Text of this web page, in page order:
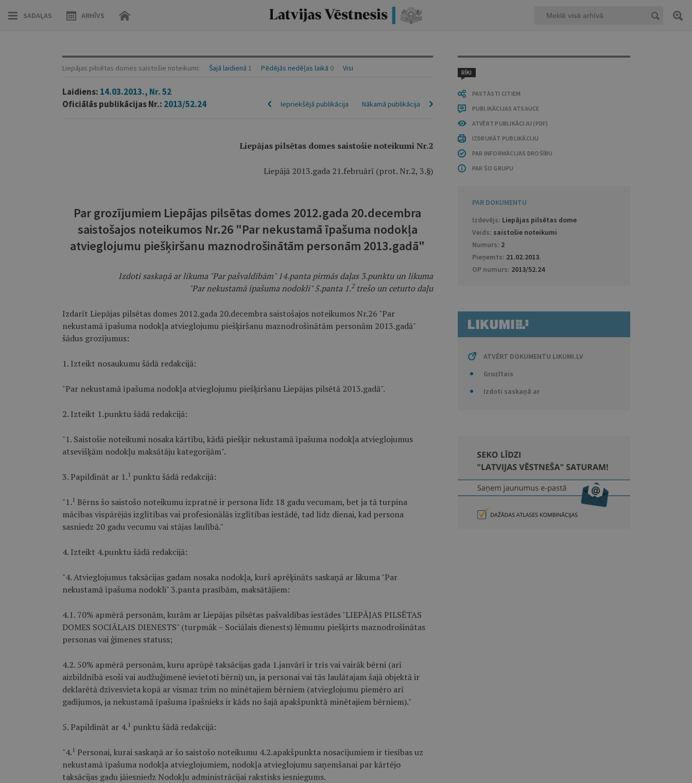
SADAĻAS ARHĪVS
RĪKI
PASTĀSTI CITIEM
PUBLIKĀCIJAS ATSAUCE
ATVĒRT PUBLIKĀCIJU (PDF)
IZDRUKĀT PUBLIKĀCIJU
PAR INFORMĀCIJAS DROŠĪBU
PAR ŠO GRUPU
PAR DOKUMENTU
Izdevējs: Liepājas pilsētas dome
Veids: saistošie noteikumi
Numurs: 2
Pieņemts: 21.02.2013.
OP numurs: 2013/52.24
ATVĒRT DOKUMENTU LIKUMI.LV
Grozītais
Izdoti saskaņā ar
Liepājas pilsētas domes saistošie noteikumi: Šajā laidienā 1 Pēdējās nedēļas laikā 0 Visi
Laidiens: 14.03.2013., Nr. 52
Oficiālās publikācijas Nr.: 2013/52.24 Nākamā publikācija
Iepriekšējā publikācija
Liepājas pilsētas domes saistošie noteikumi Nr.2
Liepājā 2013.gada 21.februārī (prot. Nr.2, 3.§)
Par grozījumiem Liepājas pilsētas domes 2012.gada 20.decembra
saistošajos noteikumos Nr.26 "Par nekustamā īpašuma nodokļa
atvieglojumu piešķiršanu maznodrošinātām personām 2013.gadā"
Izdoti saskaņā ar likuma "Par pašvaldībām" 14.panta pirmās daļas 3.punktu un likuma
"Par nekustamā īpašuma nodokli" 5.panta 1.2trešo un ceturto daļu
Izdarīt Liepājas pilsētas domes 2012.gada 20.decembra saistošajos noteikumos Nr.26 "Par
nekustamā īpašuma nodokļa atvieglojumu piešķiršanu maznodrošinātām personām 2013.gadā"
šādus grozījumus:
1. Izteikt nosaukumu šādā redakcijā:
"Par nekustamā īpašuma nodokļa atvieglojumu piešķiršanu Liepājas pilsētā 2013.gadā".
2. Izteikt 1.punktu šādā redakcijā:
"1. Saistošie noteikumi nosaka kārtību, kādā piešķir nekustamā īpašuma nodokļa atvieglojumus
atsevišķām nodokļu maksātāju kategorijām".
3. Papildināt ar 1. 1 punktu šādā redakcijā:
"1. 1 Bērns šo saistošo noteikumu izpratnē ir persona līdz 18 gadu vecumam, bet ja tā turpina
mācības vispārējās izglītības vai profesionālās izglītības iestādē, tad līdz dienai, kad persona
sasniedz 20 gadu vecumu vai stājas laulībā."
4. Izteikt 4.punktu šādā redakcijā:
"4. Atvieglojumus taksācijas gadam nosaka nodokļa, kurš aprēķināts saskaņā ar likuma "Par
nekustamā īpašuma nodokli" 3.panta prasībām, maksātājiem:
4.1. 70% apmērā personām, kurām ar Liepājas pilsētas pašvaldības iestādes "LIEPĀJAS PILSĒTAS
DOMES SOCIĀLAIS DIENESTS" (turpmāk – Sociālais dienests) lēmumu piešķirts maznodrošinātas
personas vai ģimenes statuss;
4.2. 50% apmērā personām, kuru aprūpē taksācijas gada 1.janvārī ir trīs vai vairāk bērni (arī
aizbildnībā esoši vai audžuģimenē ievietoti bērni) un, ja personai vai tās laulātajam šajā objektā ir
deklarētā dzīvesvieta kopā ar vismaz trim no minētajiem bērniem (atvieglojumu piemēro arī
gadījumos, ja nekustamā īpašuma īpašnieks ir kāds no šajā apakšpunktā minētajiem bērniem)."
5. Papildināt ar 4. 1 punktu šādā redakcijā:
"4. 1 Personai, kurai saskaņā ar šo saistošo noteikumu 4.2.apakšpunkta nosacījumiem ir tiesības uz
nekustamā īpašuma nodokļa atvieglojumiem, nodokļa atvieglojumu saņemšanai par kārtējo
taksācijas gadu jāiesniedz Nodokļu administrācijai rakstisks iesniegums.